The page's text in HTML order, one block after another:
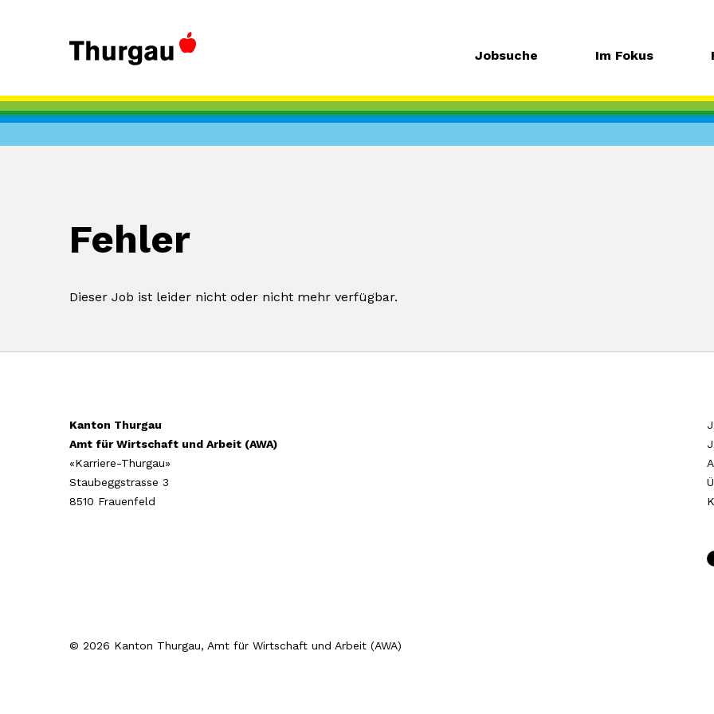
Jobsuche Im Fokus
Fehler
Dieser Job ist leider nicht oder nicht mehr verfügbar.
Kanton Thurgau
Amt für Wirtschaft und Arbeit (AWA)
«Karriere-Thurgau»
Staubeggstrasse 3
8510 Frauenfeld
© 2026 Kanton Thurgau, Amt für Wirtschaft und Arbeit (AWA)